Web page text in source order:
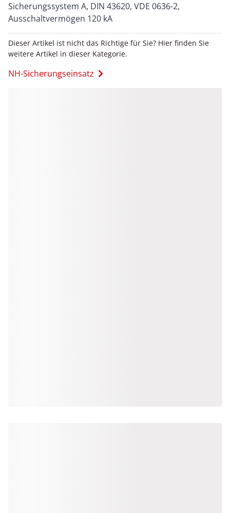
Sicherungssystem A, DIN 43620, VDE 0636-2,
Ausschaltvermögen 120 kA
Dieser Artikel ist nicht das Richtige für Sie? Hier finden Sie
weitere Artikel in dieser Kategorie.
NH-Sicherungseinsatz